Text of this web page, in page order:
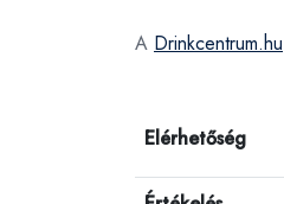
A Drinkcentrum.hu
Elérhetőség